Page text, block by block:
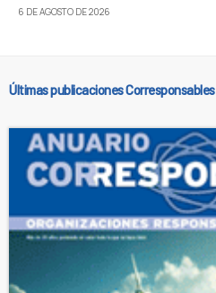
6 DE AGOSTO DE 2026
Últimas publicaciones Corresponsables